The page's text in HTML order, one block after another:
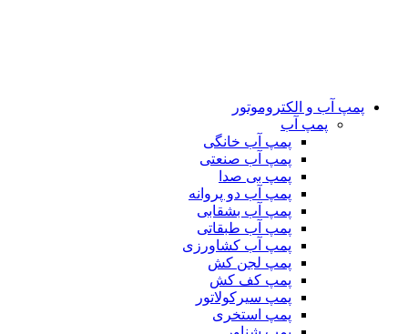
پمپ آب و الکتروموتور
پمپ آب
پمپ آب خانگی
پمپ آب صنعتی
پمپ بی صدا
پمپ آب دو پروانه
پمپ آب بشقابی
پمپ آب طبقاتی
پمپ آب کشاورزی
پمپ لجن کش
پمپ کف کش
پمپ سیرکولاتور
پمپ استخری